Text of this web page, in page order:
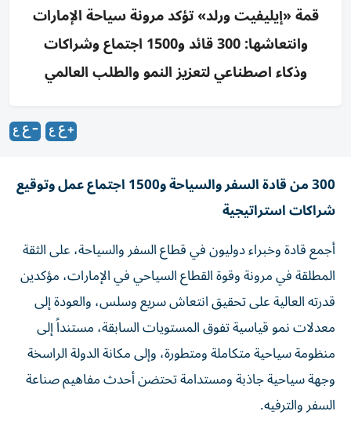
قمة «إيليفيت ورلد» تؤكد مرونة سياحة الإمارات
وانتعاشها: 300 قائد و1500 اجتماع وشراكات
وذكاء اصطناعي لتعزيز النمو والطلب العالمي
300 من قادة السفر والسياحة و1500 اجتماع عمل وتوقيع
شراكات استراتيجية
أجمع قادة وخبراء دوليون في قطاع السفر والسياحة، على الثقة
المطلقة في مرونة وقوة القطاع السياحي في الإمارات، مؤكدين
قدرته العالية على تحقيق انتعاش سريع وسلس، والعودة إلى
معدلات نمو قياسية تفوق المستويات السابقة، مستنداً إلى
منظومة سياحية متكاملة ومتطورة، وإلى مكانة الدولة الراسخة
وجهة سياحية جاذبة ومستدامة تحتضن أحدث مفاهيم صناعة
السفر والترفيه.